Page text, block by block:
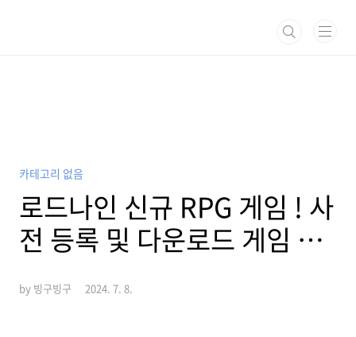
카테고리 없음
로드나인 신규 RPG 게임 ! 사
전 등록 및 다운로드 게임 사
리!
by 빙구빙구 2024. 7. 8.